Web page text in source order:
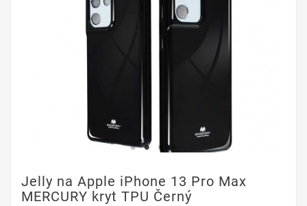
Jelly na Apple iPhone 13 Pro Max
MERCURY kryt TPU Černý